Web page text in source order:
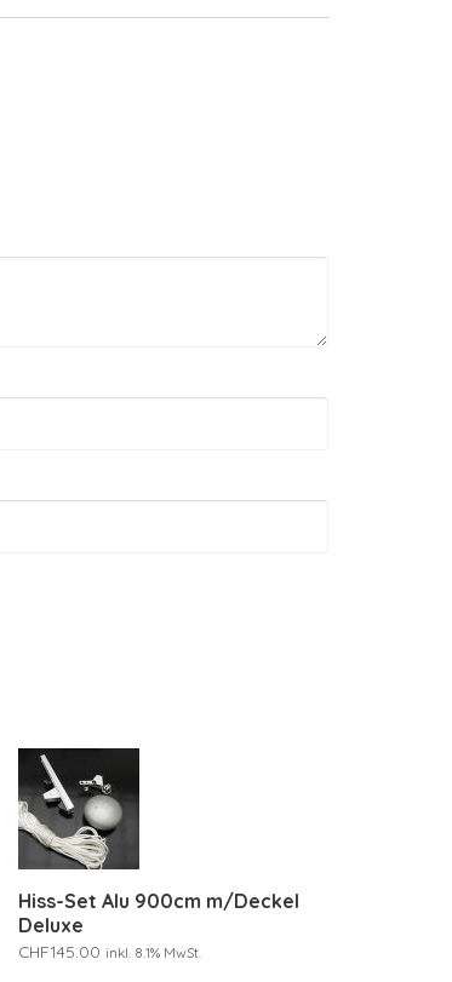
Hiss-Set Alu 900cm m/Deckel
Deluxe
CHF145.00 inkl. 8.1% MwSt.